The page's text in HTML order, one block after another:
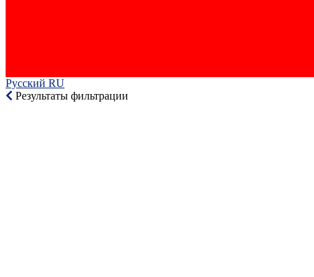
Русский RU‎
Результаты фильтрации